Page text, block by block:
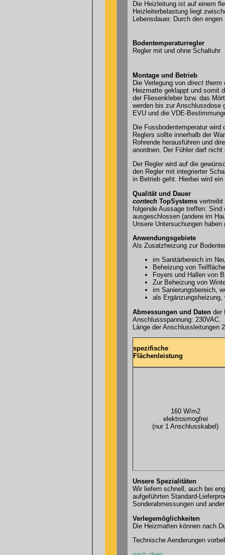
Die Heizleitung ist auf einem
Heizleiterbelastung liegt
Lebensdauer. Durch den
Bodentemperaturregler
Regler mit und ohne Schaltuhr
Montage und Betrieb
Die Verlegung von direct therm
Heizmatte geklappt und somit
der Fliesenkleber bzw. das
werden bis zur Anschlussdose
EVU und die VDE-
Die Fussbodentemperatur
Reglers sollte innerhalb der
Rohrende herausführen und
anordnen. Der Fühler darf
Der Regler wird auf die
den Regler mit integrierter
in Betrieb geht. Hierbei wird
Qualität und Dauer
contech TopSystems vertreibt
folgende Aussage treffen:
ausgeschlossen (andere im
Unsere Untersuchungen
Anwendungsgebiete
Als Zusatzheizung zur
im Sanitärbereich im
Beheizung von
Foyers und Hallen von
Zur Beheizung von
im Sanierungsbereich,
als
Abmessungen und Daten der
Anschlussspannung: 230VAC.
Länge der Anschlussleitungen
spezifische
Flächenleistung
160 W/m2
elektrosmogfrei
(nur 1 Anschlusskabel)
Unsere Spezialitäten
Wir liefern schnell, auch bei
aufgeführten Standard-
Sonderabmessungen und
Verlegemöglichkeiten
Die Heizmatten können nach
Technische Aenderungen